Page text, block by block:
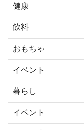
健康
飲料
おもちゃ
イベント
暮らし
イベント